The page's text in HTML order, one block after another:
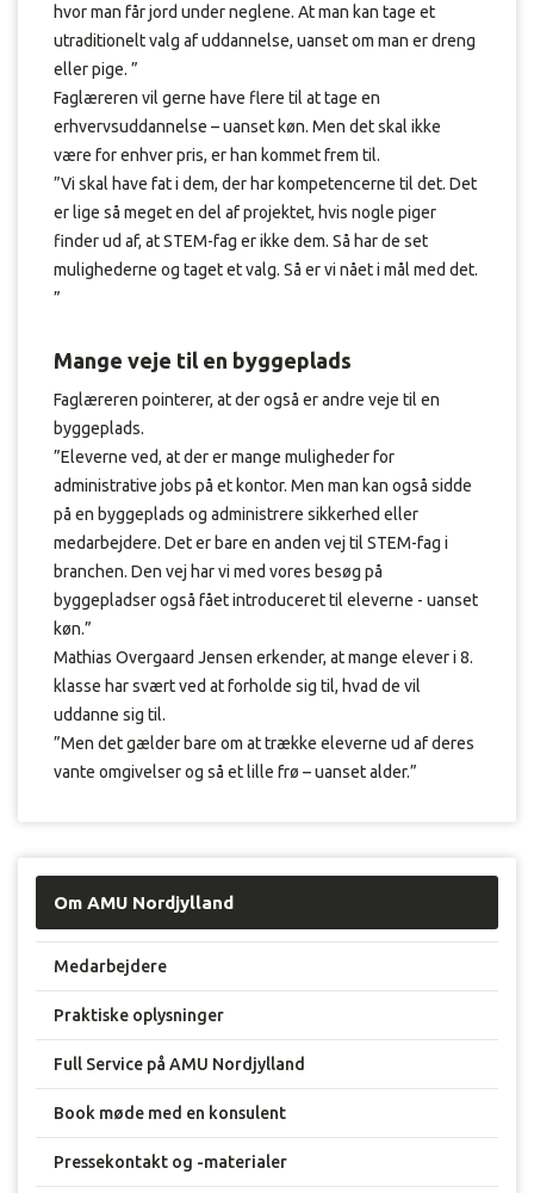
hvor man får jord under neglene. At man kan tage et
utraditionelt valg af uddannelse, uanset om man er dreng
eller pige. ”
Faglæreren vil gerne have flere til at tage en
erhvervsuddannelse – uanset køn. Men det skal ikke
være for enhver pris, er han kommet frem til.
”Vi skal have fat i dem, der har kompetencerne til det. Det
er lige så meget en del af projektet, hvis nogle piger
finder ud af, at STEM-fag er ikke dem. Så har de set
mulighederne og taget et valg. Så er vi nået i mål med det.
”
Mange veje til en byggeplads
Faglæreren pointerer, at der også er andre veje til en
byggeplads.
”Eleverne ved, at der er mange muligheder for
administrative jobs på et kontor. Men man kan også sidde
på en byggeplads og administrere sikkerhed eller
medarbejdere. Det er bare en anden vej til STEM-fag i
branchen. Den vej har vi med vores besøg på
byggepladser også fået introduceret til eleverne - uanset
køn.”
Mathias Overgaard Jensen erkender, at mange elever i 8.
klasse har svært ved at forholde sig til, hvad de vil
uddanne sig til.
”Men det gælder bare om at trække eleverne ud af deres
vante omgivelser og så et lille frø – uanset alder.”
Om AMU Nordjylland
Medarbejdere
Praktiske oplysninger
Full Service på AMU Nordjylland
Book møde med en konsulent
Pressekontakt og -materialer